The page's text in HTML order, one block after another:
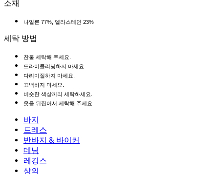
소재
나일론 77%, 엘라스테인 23%
세탁 방법
찬물 세탁해 주세요.
드라이클리닝하지 마세요.
다리미질하지 마세요.
표백하지 마세요.
비슷한 색상끼리 세탁하세요.
옷을 뒤집어서 세탁해 주세요.
바지
바지
조거
작업 바지
플로우 팬츠
드레스
드레스
액티브 드레스
맥시 & 미디 드레스
미니 드레스
반바지 & 바이커
반바지 & 바이커
바이커
데님 반바지
데님
데님
데님 레깅스
레깅스
레깅스
상의